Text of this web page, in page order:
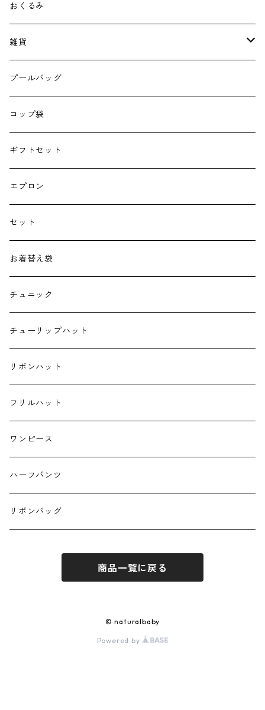
おくるみ
雑貨
エコバッグ
巾着
授乳クッション
よだれカバー
抱っこ紐
子供用バッグ
ポケットティッシュケース
ハンカチ
ランチクロス
お弁当袋
キーホルダー
プールバッグ
コップ袋
ギフトセット
エプロン
セット
お着替え袋
チュニック
チューリップハット
リボンハット
フリルハット
ワンピース
ハーフパンツ
リボンバッグ
商品一覧に戻る
© naturalbaby
Powered by